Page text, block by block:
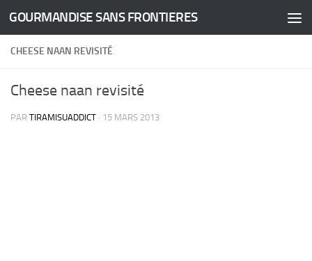
Skip to content
GOURMANDISE SANS FRONTIERES
CHEESE NAAN REVISITÉ
Cheese naan revisité
PAR TIRAMISUADDICT · 15 MARS 2013